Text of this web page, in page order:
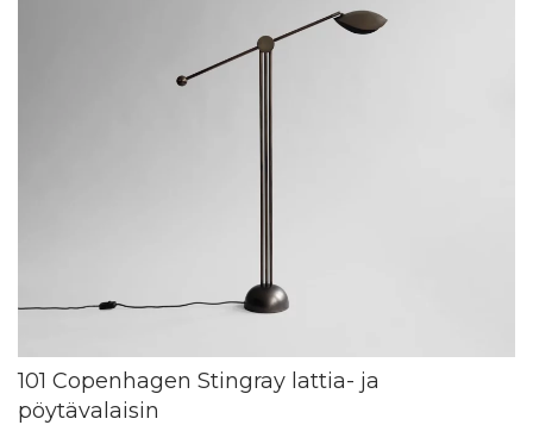
101 Copenhagen Stingray lattia- ja
pöytävalaisin